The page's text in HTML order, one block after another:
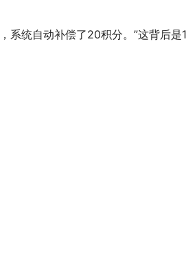
系统自动补偿了20积分。”这背后是